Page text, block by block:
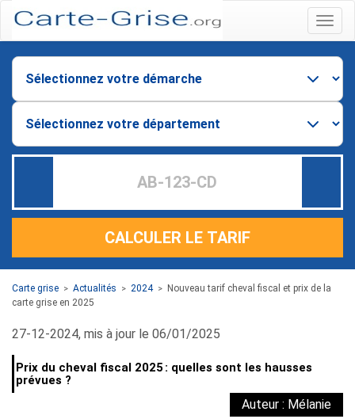
Menu
CALCULER LE TARIF
Carte grise > Actualités > 2024>
Nouveau tarif cheval fiscal et prix de la
carte grise en 2025
27-12-2024, mis à jour le 06/01/2025
Prix du cheval fiscal 2025 : quelles sont les hausses
prévues ?
Auteur : Mélanie